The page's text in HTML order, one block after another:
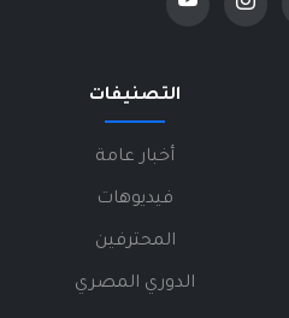
التصنيفات
أخبار عامة
فيديوهات
المحترفين
الدوري المصري